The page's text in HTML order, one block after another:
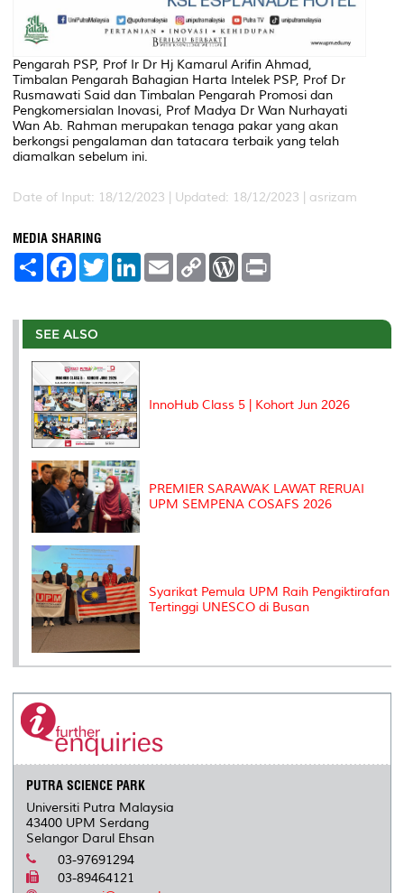
Pengarah PSP, Prof Ir Dr Hj Kamarul Arifin Ahmad,
Timbalan Pengarah Bahagian Harta Intelek PSP, Prof Dr
Rusmawati Said dan Timbalan Pengarah Promosi dan
Pengkomersialan Inovasi, Prof Madya Dr Wan Nurhayati
Wan Ab. Rahman merupakan tenaga pakar yang akan
berkongsi pengalaman dan tatacara terbaik yang telah
diamalkan sebelum ini.
Date of Input: 18/12/2023 | Updated: 18/12/2023 | asrizam
MEDIA SHARING
S
e
F
a
b
o
o
k
T
w
t
r
L
e
I
E
m
l
C
L
n
W
P
e
t
SEE ALSO
InnoHub Class 5 | Kohort Jun 2026
PREMIER SARAWAK LAWAT RERUAI
UPM SEMPENA COSAFS 2026
Syarikat Pemula UPM Raih Pengiktirafan
Tertinggi UNESCO di Busan
PUTRA SCIENCE PARK
Universiti Putra Malaysia
43400 UPM Serdang
Selangor Darul Ehsan
03-97691294
03-89464121